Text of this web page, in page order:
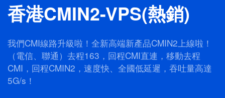
香港CMIN2-VPS(熱銷)
我們CMI線路升級啦！全新高端新產品CMIN2上線啦！
（電信、聯通）去程163，回程CMI直連，移動去程
CMI，回程CMIN2，速度快、全國低延遲，吞吐量高達
5G/s！